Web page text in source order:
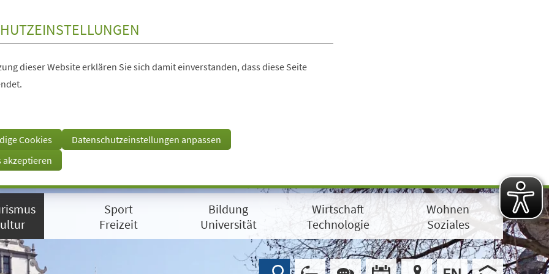
dieser Website erklären Sie sich damit einverstanden, dass diese Seite
Cookies
Datenschutzeinstellungen anpassen
akzeptieren
Sport
Freizeit
Bildung
Universität
Wirtschaft
Technologie
Wohnen
Soziales